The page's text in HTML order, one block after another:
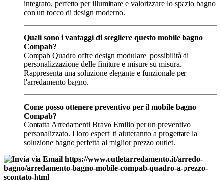
integrato, perfetto per illuminare e valorizzare lo spazio bagno
con un tocco di design moderno.
Quali sono i vantaggi di scegliere questo mobile bagno
Compab?
Compab Quadro offre design modulare, possibilità di
personalizzazione delle finiture e misure su misura.
Rappresenta una soluzione elegante e funzionale per
l'arredamento bagno.
Come posso ottenere preventivo per il mobile bagno
Compab?
Contatta Arredamenti Bravo Emilio per un preventivo
personalizzato. I loro esperti ti aiuteranno a progettare la
soluzione bagno perfetta al miglior prezzo outlet.